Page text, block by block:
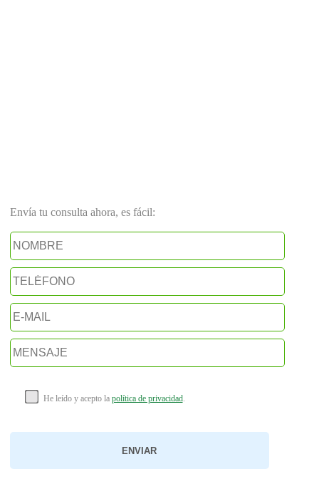
Envía tu consulta ahora, es fácil:
He leído y acepto la política de privacidad.